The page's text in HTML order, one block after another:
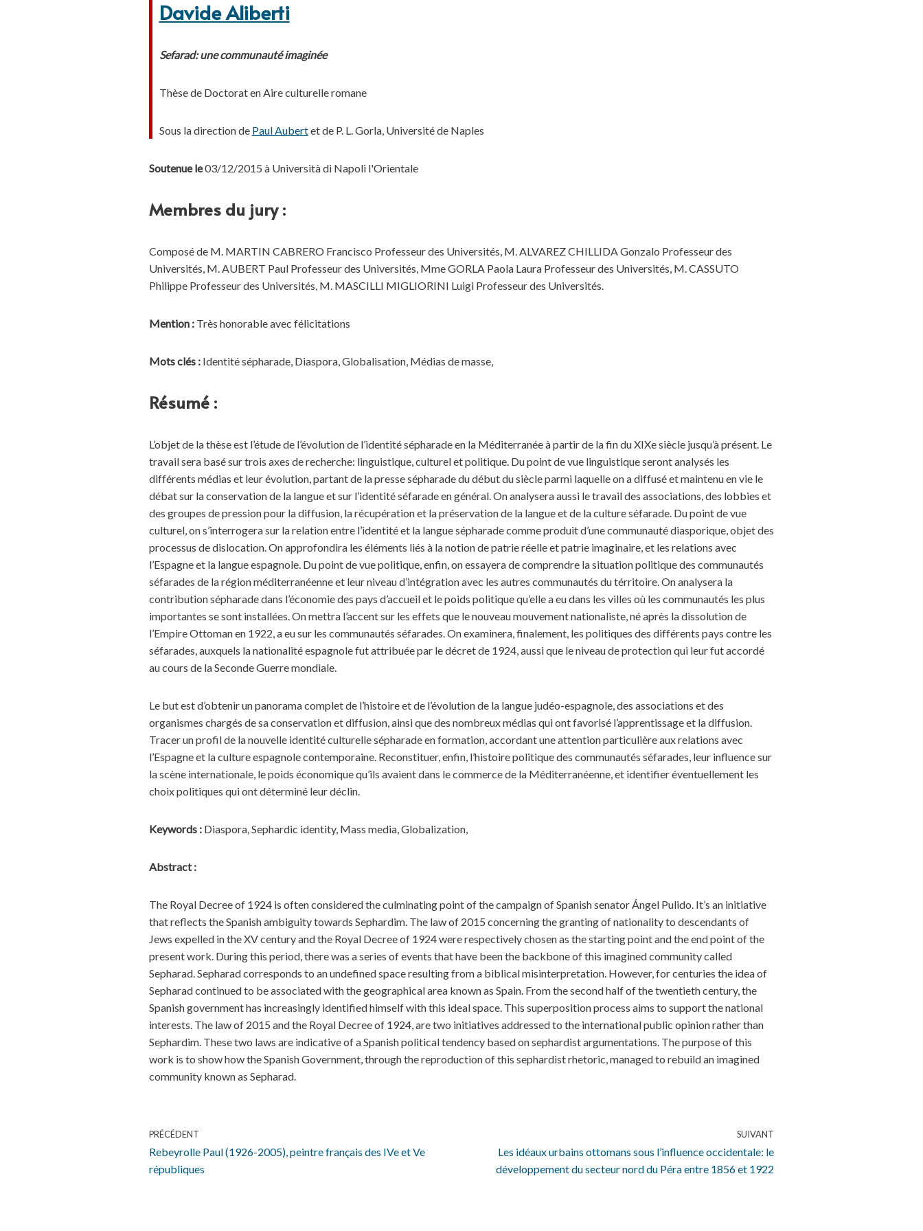
Davide Aliberti
Sefarad: une communauté imaginée
Thèse de Doctorat en Aire culturelle romane
Sous la direction de Paul Aubertet de P. L. Gorla, Université de Naples
Soutenue le03/12/2015 à Università di Napoli l'Orientale
Membres du jury :
Composé de M. MARTIN CABRERO Francisco Professeur des Universités, M. ALVAREZ CHILLIDA Gonzalo Professeur des
Universités, M. AUBERT Paul Professeur des Universités, Mme GORLA Paola Laura Professeur des Universités, M. CASSUTO
Philippe Professeur des Universités, M. MASCILLI MIGLIORINI Luigi Professeur des Universités.
Mention : Très honorable avec félicitations
Mots clés : Identité sépharade, Diaspora, Globalisation, Médias de masse,
Résumé :
L’objet de la thèse est l’étude de l’évolution de l’identité sépharade en la Méditerranée à partir de la fin du XIXe siècle jusqu’à présent. Le
travail sera basé sur trois axes de recherche: linguistique, culturel et politique. Du point de vue linguistique seront analysés les
différents médias et leur évolution, partant de la presse sépharade du début du siècle parmi laquelle on a diffusé et maintenu en vie le
débat sur la conservation de la langue et sur l’identité séfarade en général. On analysera aussi le travail des associations, des lobbies et
des groupes de pression pour la diffusion, la récupération et la préservation de la langue et de la culture séfarade. Du point de vue
culturel, on s’interrogera sur la relation entre l’identité et la langue sépharade comme produit d’une communauté diasporique, objet des
processus de dislocation. On approfondira les éléments liés à la notion de patrie réelle et patrie imaginaire, et les relations avec
l’Espagne et la langue espagnole. Du point de vue politique, enfin, on essayera de comprendre la situation politique des communautés
séfarades de la région méditerranéenne et leur niveau d’intégration avec les autres communautés du térritoire. On analysera la
contribution sépharade dans l’économie des pays d’accueil et le poids politique qu’elle a eu dans les villes où les communautés les plus
importantes se sont installées. On mettra l’accent sur les effets que le nouveau mouvement nationaliste, né après la dissolution de
l’Empire Ottoman en 1922, a eu sur les communautés séfarades. On examinera, finalement, les politiques des différents pays contre les
séfarades, auxquels la nationalité espagnole fut attribuée par le décret de 1924, aussi que le niveau de protection qui leur fut accordé
au cours de la Seconde Guerre mondiale.
Le but est d’obtenir un panorama complet de l’histoire et de l’évolution de la langue judéo-espagnole, des associations et des
organismes chargés de sa conservation et diffusion, ainsi que des nombreux médias qui ont favorisé l’apprentissage et la diffusion.
Tracer un profil de la nouvelle identité culturelle sépharade en formation, accordant une attention particulière aux relations avec
l’Espagne et la culture espagnole contemporaine. Reconstituer, enfin, l’histoire politique des communautés séfarades, leur influence sur
la scène internationale, le poids économique qu’ils avaient dans le commerce de la Méditerranéenne, et identifier éventuellement les
choix politiques qui ont déterminé leur déclin.
Keywords : Diaspora, Sephardic identity, Mass media, Globalization,
Abstract :
The Royal Decree of 1924 is often considered the culminating point of the campaign of Spanish senator Ángel Pulido. It’s an initiative
that reflects the Spanish ambiguity towards Sephardim. The law of 2015 concerning the granting of nationality to descendants of
Jews expelled in the XV century and the Royal Decree of 1924 were respectively chosen as the starting point and the end point of the
present work. During this period, there was a series of events that have been the backbone of this imagined community called
Sepharad. Sepharad corresponds to an undefined space resulting from a biblical misinterpretation. However, for centuries the idea of
Sepharad continued to be associated with the geographical area known as Spain. From the second half of the twentieth century, the
Spanish government has increasingly identified himself with this ideal space. This superposition process aims to support the national
interests. The law of 2015 and the Royal Decree of 1924, are two initiatives addressed to the international public opinion rather than
Sephardim. These two laws are indicative of a Spanish political tendency based on sephardist argumentations. The purpose of this
work is to show how the Spanish Government, through the reproduction of this sephardist rhetoric, managed to rebuild an imagined
community known as Sepharad.
PRÉCÉDENT
Rebeyrolle Paul (1926-2005), peintre français des IVe et Ve
républiques
SUIVANT
Les idéaux urbains ottomans sous l’influence occidentale: le
développement du secteur nord du Péra entre 1856 et 1922